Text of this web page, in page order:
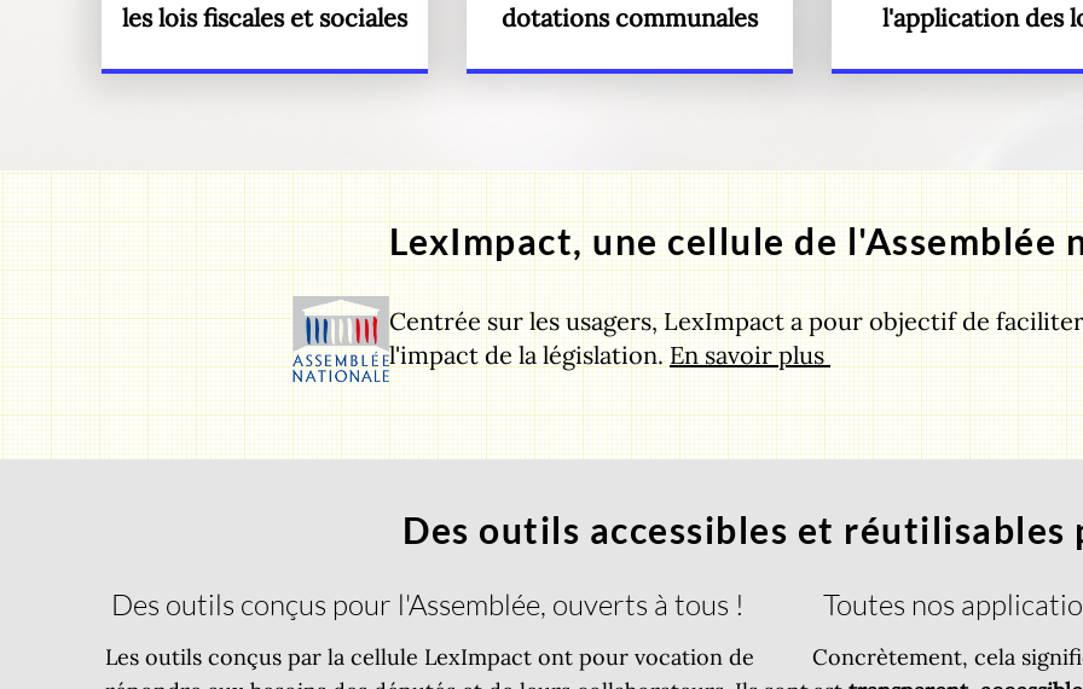
les lois fiscales et sociales
dotations communales
l'application des
LexImpact, une cellule de l'Assemblée
Centrée sur les usagers, LexImpact a pour objectif de
l'impact de la législation.En savoir plus
Des outils accessibles et réutilisables
Des outils conçus pour l'Assemblée, ouverts à tous !
Les outils conçus par la cellule LexImpact ont pour vocation de
Toutes nos
Concrètement, cela